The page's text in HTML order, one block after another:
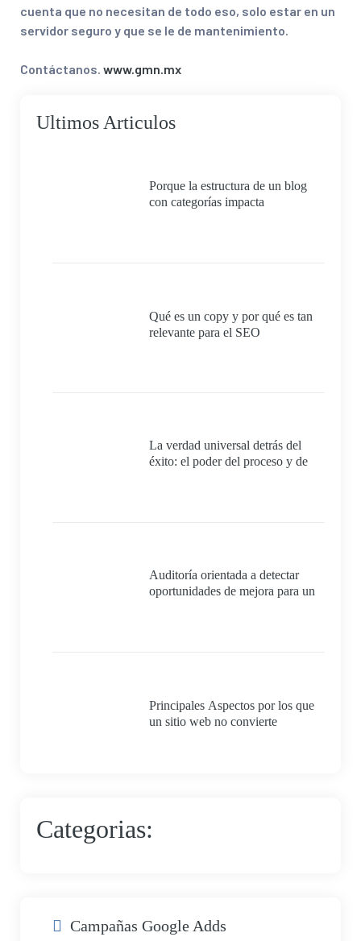
cuenta que no necesitan de todo eso, solo estar en un
servidor seguro y que se le de mantenimiento.
Contáctanos. www.gmn.mx
Ultimos Articulos
Porque la estructura de un blog
con categorías impacta
Qué es un copy y por qué es tan
relevante para el SEO
La verdad universal detrás del
éxito: el poder del proceso y de
Auditoría orientada a detectar
oportunidades de mejora para un
Principales Aspectos por los que
un sitio web no convierte
Categorias:
Campañas Google Adds